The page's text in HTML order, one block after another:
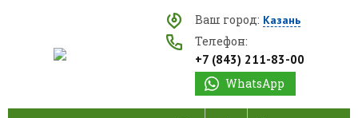
Ваш город: Казань
Телефон:
+7 (843) 211-83-00
WhatsApp